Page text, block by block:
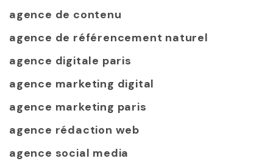
agence de contenu
agence de référencement naturel
agence digitale paris
agence marketing digital
agence marketing paris
agence rédaction web
agence social media